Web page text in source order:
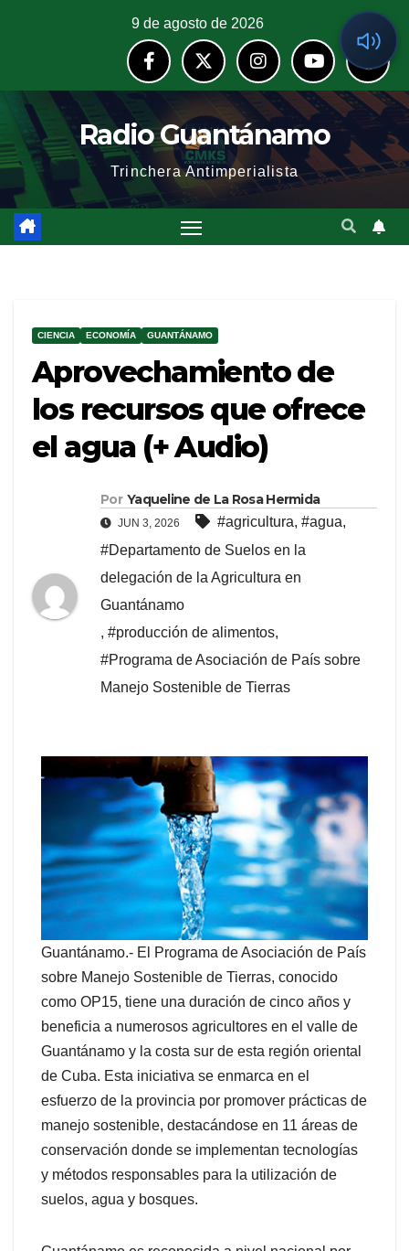
9 de agosto de 2026
Radio Guantánamo
Trinchera Antimperialista
CIENCIA ECONOMÍA GUANTÁNAMO
Aprovechamiento de
los recursos que ofrece
el agua (+ Audio)
Por Yaqueline de La Rosa Hermida
JUN 3, 2026 #agricultura, #agua,
#Departamento de Suelos en la
delegación de la Agricultura en
Guantánamo
, #producción de alimentos,
#Programa de Asociación de País sobre
Manejo Sostenible de Tierras
Guantánamo.- El Programa de Asociación de País
sobre Manejo Sostenible de Tierras, conocido
como OP15, tiene una duración de cinco años y
beneficia a numerosos agricultores en el valle de
Guantánamo y la costa sur de esta región oriental
de Cuba. Esta iniciativa se enmarca en el
esfuerzo de la provincia por promover prácticas de
manejo sostenible, destacándose en 11 áreas de
conservación donde se implementan tecnologías
y métodos responsables para la utilización de
suelos, agua y bosques.